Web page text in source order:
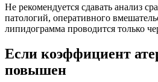
Не рекомендуется сдавать анализ
патологий, оперативного
липидограмма проводится только
Если коэффициент
повышен